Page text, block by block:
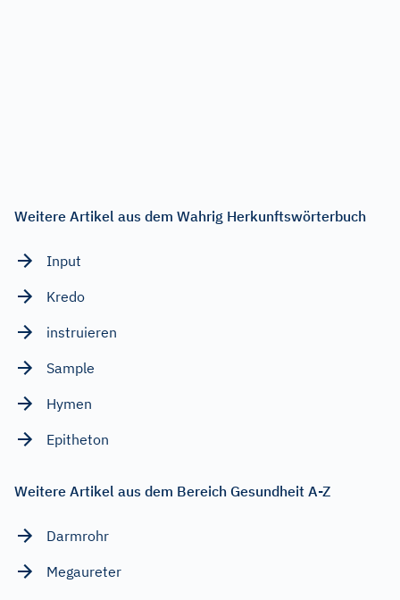
Weitere Artikel aus dem Wahrig Herkunftswörterbuch
Input
Kredo
instruieren
Sample
Hymen
Epitheton
Weitere Artikel aus dem Bereich Gesundheit A-Z
Darmrohr
Megaureter